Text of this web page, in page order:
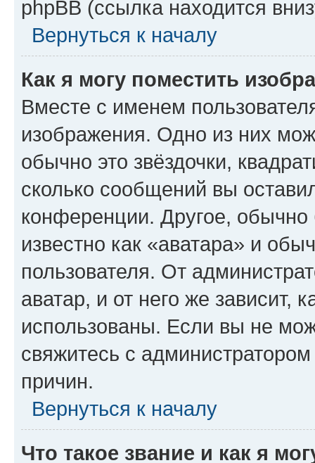
phpBB (ссылка находится
Вернуться к началу
Как я могу поместить
Вместе с именем
изображения. Одно из них
обычно это звёздочки,
сколько сообщений вы
конференции. Другое,
известно как «аватара» и
пользователя. От
аватар, и от него же зависит,
использованы. Если вы не
свяжитесь с
причин.
Вернуться к началу
Что такое звание и как я